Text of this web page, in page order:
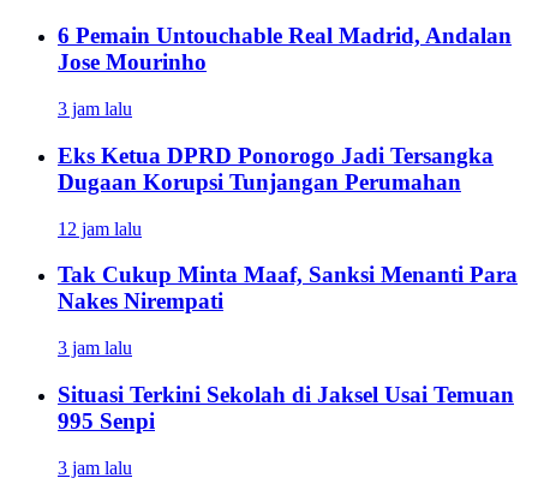
6 Pemain Untouchable Real Madrid, Andalan
Jose Mourinho
3 jam lalu
Eks Ketua DPRD Ponorogo Jadi Tersangka
Dugaan Korupsi Tunjangan Perumahan
12 jam lalu
Tak Cukup Minta Maaf, Sanksi Menanti Para
Nakes Nirempati
3 jam lalu
Situasi Terkini Sekolah di Jaksel Usai Temuan
995 Senpi
3 jam lalu